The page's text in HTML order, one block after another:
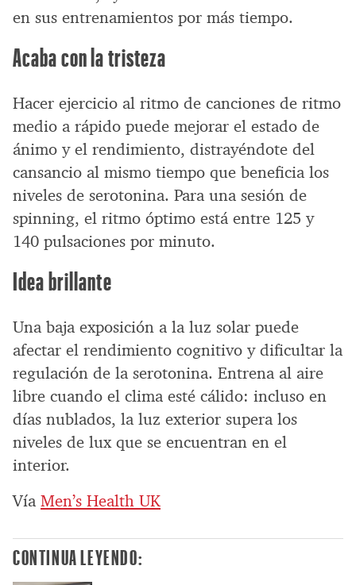
en sus entrenamientos por más tiempo.
Acaba con la tristeza
Hacer ejercicio al ritmo de canciones de ritmo
medio a rápido puede mejorar el estado de
ánimo y el rendimiento, distrayéndote del
cansancio al mismo tiempo que beneficia los
niveles de serotonina. Para una sesión de
spinning, el ritmo óptimo está entre 125 y
140 pulsaciones por minuto.
Idea brillante
Una baja exposición a la luz solar puede
afectar el rendimiento cognitivo y dificultar la
regulación de la serotonina. Entrena al aire
libre cuando el clima esté cálido: incluso en
días nublados, la luz exterior supera los
niveles de lux que se encuentran en el
interior.
Vía Men’s Health UK
CONTINUA LEYENDO: